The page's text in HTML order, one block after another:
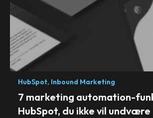
HubSpot, Inbound Marketing
7 marketing automation-
HubSpot, du ikke vil undvære